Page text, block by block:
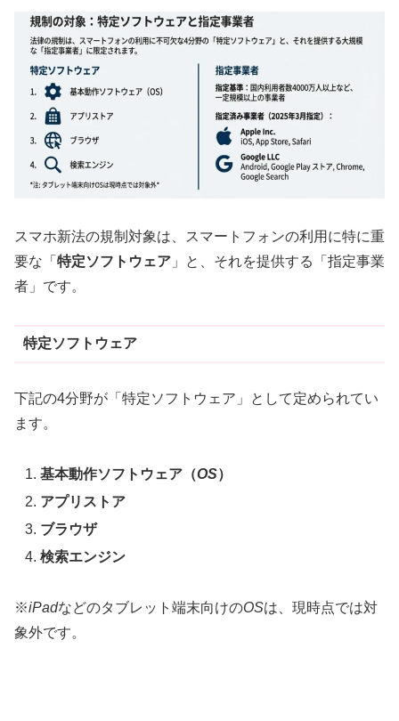
スマホ新法の規制対象は、スマートフォンの利用に特に重
要な「 特定ソフトウェア 」と、それを提供する「指定事業
者」です。
特定ソフトウェア
下記の4分野が「特定ソフトウェア」として定められてい
ます。
基本動作ソフトウェア（OS）
アプリストア
ブラウザ
検索エンジン
※iPadなどのタブレット端末向けのOSは、現時点では対
象外です。